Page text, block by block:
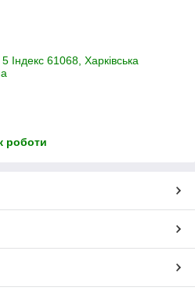
Індекс 61068, Харківська
роботи